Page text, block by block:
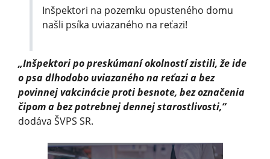
Inšpektori na pozemku opusteného domu
našli psíka uviazaného na reťazi!
„Inšpektori po preskúmaní okolností zistili, že ide
o psa dlhodobo uviazaného na reťazi a bez
povinnej vakcinácie proti besnote, bez označenia
čipom a bez potrebnej dennej starostlivosti,“
dodáva ŠVPS SR.